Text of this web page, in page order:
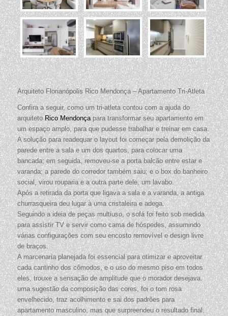
Arquiteto Florianópolis Rico Mendonça – Apartamento Tri-Atleta
Confira a seguir, como um tri-atleta contou com a ajuda do
arquitetoRico Mendonçapara transformar seu apartamento em
um espaço amplo, para que pudesse trabalhar e treinar em casa.
A solução para readequar o layout foi começar pela demolição da
parede entre a sala e um dos quartos, para colocar uma
bancada; em seguida, removeu-se a porta balcão entre estar e
varanda; a parede do corredor também saiu; e o box do banheiro
social, virou rouparia e a outra parte dele, um lavabo.
Após a retirada da porta que ligava a sala e a varanda, a antiga
churrasqueira deu lugar à uma cristaleira e adega.
Seguindo a ideia de peças multiuso, o sofá foi feito sob medida
para assistir TV e servir como cama de hóspedes, assumindo
várias configurações com seu encosto removível e design livre
de braços.
A marcenaria planejada foi essencial para otimizar e aproveitar
cada cantinho dos cômodos, e o uso do mesmo piso em todos
eles, trouxe a sensação de amplitude que o morador desejava.
uma sugestão da composição das cores, foi o tom rosa
envelhecido, traz acolhimento e sai dos padrões para
apartamento masculino, mas que surpreendeu o resultado final.